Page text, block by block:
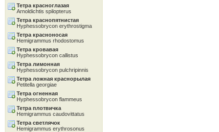
Тетра красноглазая
Arnoldichtis spilopterus
Тетра краснопятнистая
Hyphessobrycon erythrostigma
Тетра красноносая
Hemigrammus rhodostomus
Тетра кровавая
Hyphessobrycon callistus
Тетра лимонная
Hyphessobrycon pulchripinnis
Тетра ложная краснорылая
Petitella georgiae
Тетра огненная
Hyphessobrycon flammeus
Тетра плотвичка
Hemigrammus caudovittatus
Тетра светлячок
Hemigrammus erythrosonus